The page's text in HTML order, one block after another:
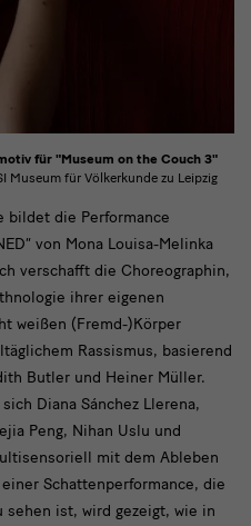
bildet die Performance
von Mona Louisa-Melinka
verschafft die Choreographin,
ihrer eigenen
weißen (Fremd-)Körper
Rassismus, basierend
Butler und Heiner Müller.
sich Diana Sánchez Llerena,
Peng, Nihan Uslu und
mit dem Ableben
Schattenperformance, die
sehen ist, wird gezeigt, wie in
für "Museum on the Couch 3"
Museum für Völkerkunde zu Leipzig